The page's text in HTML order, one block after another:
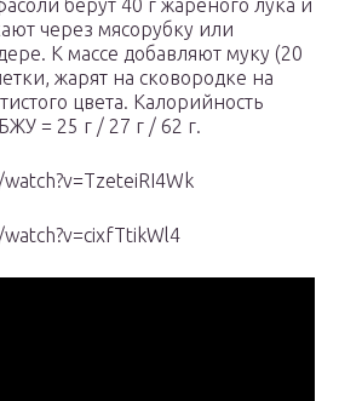
берут 40 г жареного лука и
через мясорубку или
К массе добавляют муку (20
жарят на сковородке на
цвета. Калорийность
= 25 г / 27 г / 62 г.